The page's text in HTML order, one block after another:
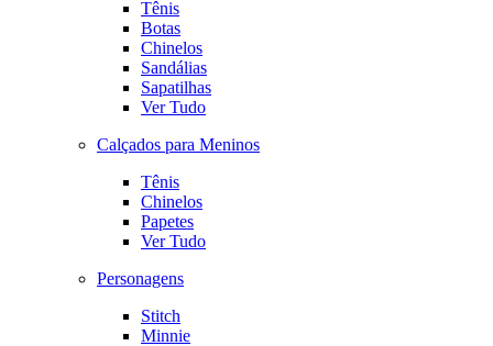
Tênis
Botas
Chinelos
Sandálias
Sapatilhas
Ver Tudo
Calçados para Meninos
Tênis
Chinelos
Papetes
Ver Tudo
Personagens
Stitch
Minnie